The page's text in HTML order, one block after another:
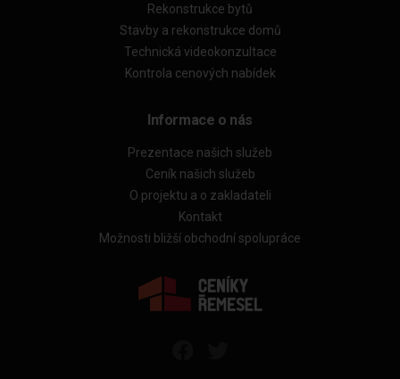
Rekonstrukce bytů
Stavby a rekonstrukce domů
Technická videokonzultace
Kontrola cenových nabídek
Informace o nás
Prezentace našich služeb
Ceník našich služeb
O projektu a o zakladateli
Kontakt
Možnosti bližší obchodní spolupráce